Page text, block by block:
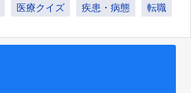
医療クイズ 疾患・病態 転職